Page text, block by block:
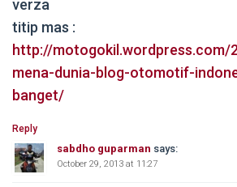
verza
titip mas :
http://motogokil.wordpress.com/
mena-dunia-blog-otomotif-
banget/
Reply
sabdho guparman says:
October 29, 2013 at 11:27